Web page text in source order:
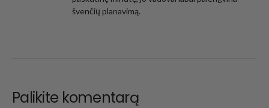
švenčių planavimą.
Palikite komentarą